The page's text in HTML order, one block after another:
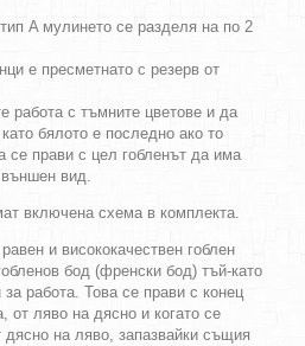
A мулинето се разделя на по 2
е пресметнато с резерв от
работа с тъмните цветове и да
бялото е последно ако то
се прави с цел гобленът да има
вид.
включена схема в комплекта.
и висококачествен гоблен
бод (френски бод) тъй-като
работа. Това се прави с конец
от ляво на дясно и когато се
дясно на ляво, запазвайки същия